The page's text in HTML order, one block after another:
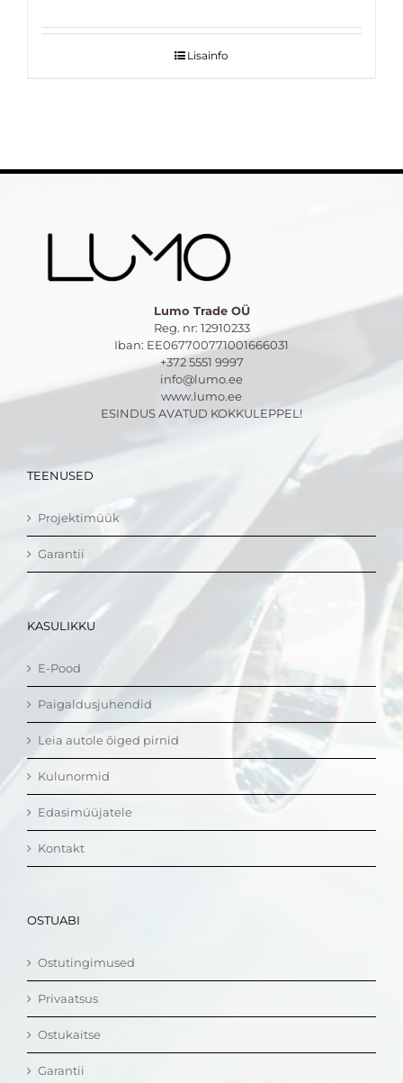
was:
is:
Lisainfo
Lumo Trade OÜ
Reg. nr: 12910233
Iban: EE067700771001666031
+372 5551 9997
info@lumo.ee
www.lumo.ee
ESINDUS AVATUD KOKKULEPPEL!
TEENUSED
Projektimüük
Garantii
KASULIKKU
E-Pood
Paigaldusjuhendid
Leia autole õiged pirnid
Kulunormid
Edasimüüjatele
Kontakt
OSTUABI
Ostutingimused
Privaatsus
Ostukaitse
Garantii